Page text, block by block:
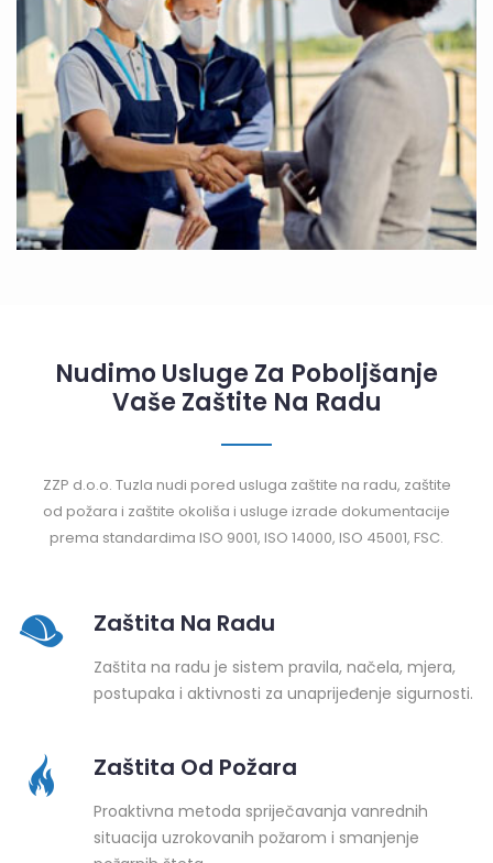
Nudimo Usluge Za Poboljšanje
Vaše Zaštite Na Radu
ZZP d.o.o. Tuzla nudi pored usluga zaštite na radu, zaštite
od požara i zaštite okoliša i usluge izrade dokumentacije
prema standardima ISO 9001, ISO 14000, ISO 45001, FSC.
Zaštita Na Radu
Zaštita na radu je sistem pravila, načela, mjera,
postupaka i aktivnosti za unaprijeđenje sigurnosti.
Zaštita Od Požara
Proaktivna metoda spriječavanja vanrednih
situacija uzrokovanih požarom i smanjenje